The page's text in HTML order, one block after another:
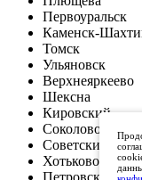
Первоуральск
Каменск-
Томск
Ульяновск
Верхнеяркеево
Шексна
Кировский
Соколово
Советский
Хотьково